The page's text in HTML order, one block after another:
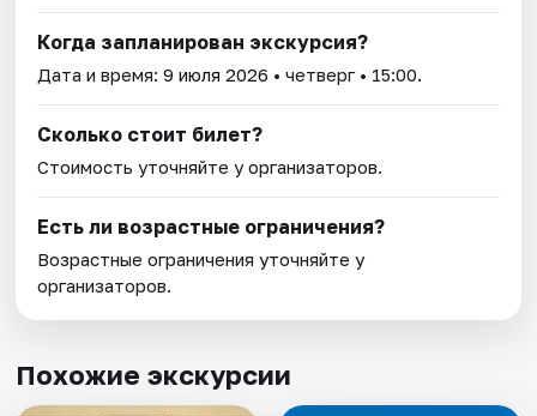
Когда запланирован экскурсия?
Дата и время:9 июля 2026 • четверг • 15:00.
Сколько стоит билет?
Стоимость уточняйте у организаторов.
Есть ли возрастные ограничения?
Возрастные ограничения уточняйте у
организаторов.
Похожие экскурсии